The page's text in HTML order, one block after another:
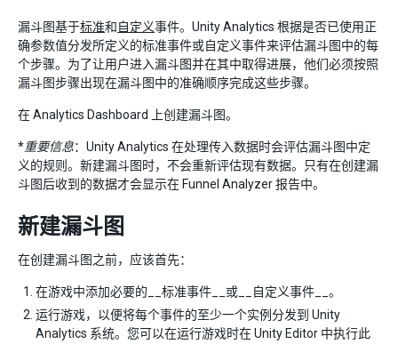
漏斗图基于标准和自定义事件。Unity Analytics 根据是否已使用正
确参数值分发所定义的标准事件或自定义事件来评估漏斗图中的每
个步骤。为了让用户进入漏斗图并在其中取得进展，他们必须按照
漏斗图步骤出现在漏斗图中的准确顺序完成这些步骤。
在 Analytics Dashboard 上创建漏斗图。
*重要信息：Unity Analytics 在处理传入数据时会评估漏斗图中定
义的规则。新建漏斗图时，不会重新评估现有数据。只有在创建漏
斗图后收到的数据才会显示在 Funnel Analyzer 报告中。
新建漏斗图
在创建漏斗图之前，应该首先：
在游戏中添加必要的__标准事件__或__自定义事件__。
运行游戏，以便将每个事件的至少一个实例分发到 Unity
Analytics 系统。您可以在运行游戏时在 Unity Editor 中执行此